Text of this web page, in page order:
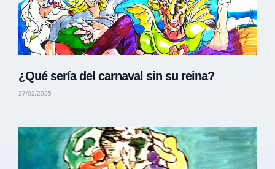
¿Qué sería del carnaval sin su reina?
27/02/2025